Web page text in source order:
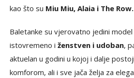
kao što su Miu Miu, Alaia i The Row.
Baletanke su vjerovatno jedini
istovremeno i ženstven i udoban,
aktuelan u godini u kojoj i dalje
komforom, ali i sve jača želja za